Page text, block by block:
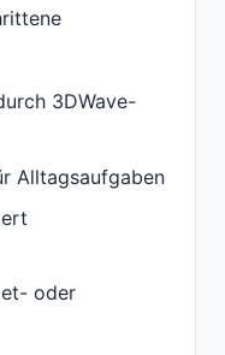
3DWave-
Alltagsaufgaben
oder